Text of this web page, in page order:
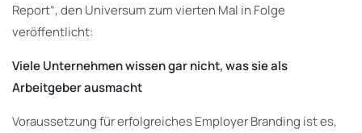
Report“, den Universum zum vierten Mal in Folge
veröffentlicht:
Viele Unternehmen wissen gar nicht, was sie als
Arbeitgeber ausmacht
Voraussetzung für erfolgreiches Employer Branding ist es,